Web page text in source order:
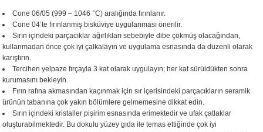
Stoneware Flux
1305 °C
- 1222 °C
- 1046 °C
°C
Cone 06/05 (999 – 1046 °C) aralığında fırınlanır.
Cone 04’te fırınlanmış bisküviye uygulanması önerilir.
Sırın içindeki parçacıklar ağırlıkları sebebiyle dibe çökmüş olacağından,
kullanmadan önce çok iyi çalkalayın ve uygulama esnasında da düzenli olarak
karıştırın.
Tercihen yelpaze fırçayla 3 kat olarak uygulayın; her kat sürüldükten sonra
kurumasını bekleyin.
Fırın rafına akmasından kaçınmak için sır içerisindeki parçacıkların seramik
ürünün tabanına çok yakın bölümlere gelmemesine dikkat edin.
Sırın içindeki kristaller pişirim esnasında erimektedir ve ufak çatlaklar
oluşturabilmektedir. Bu dokulu yüzey gıda ile temas ettiğinde çok iyi